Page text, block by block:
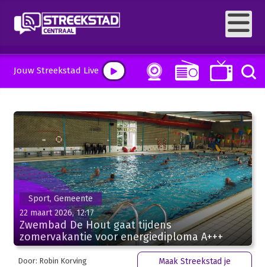
Jouw Streekstad Live
Sport, Gemeente
22 maart 2026, 12:17
Zwembad De Hout gaat tijdens
zomervakantie voor energiediploma A+++
Door: Robin Korving
Maak Streekstad je